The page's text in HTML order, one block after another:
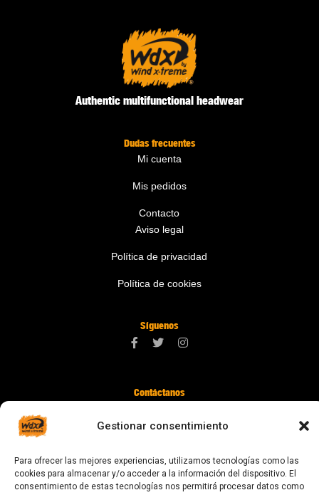
Gestionar consentimiento
Para ofrecer las mejores experiencias, utilizamos tecnologías como las
cookies para almacenar y/o acceder a la información del dispositivo. El
consentimiento de estas tecnologías nos permitirá procesar datos como
Authentic multifunctional headwear
Dudas frecuentes
Mi cuenta
Mis pedidos
Contacto
Aviso legal
Política de privacidad
Política de cookies
Síguenos
Contáctanos
08024 Barcelona